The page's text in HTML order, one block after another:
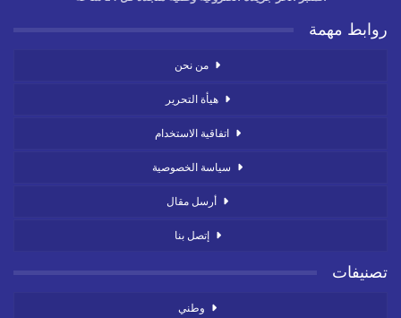
روابط مهمة
من نحن
هيأة التحرير
اتفاقية الاستخدام
سياسة الخصوصية
أرسل مقال
إتصل بنا
تصنيفات
وطني